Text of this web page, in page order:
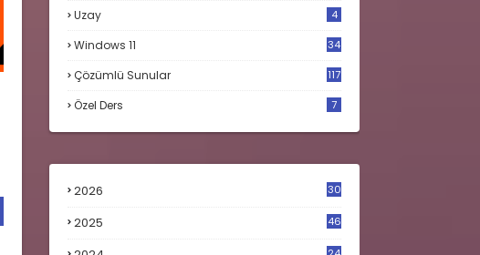
Uzay 4
Windows 11 34
Çözümlü Sunular 117
Özel Ders 7
2026 30
2025 46